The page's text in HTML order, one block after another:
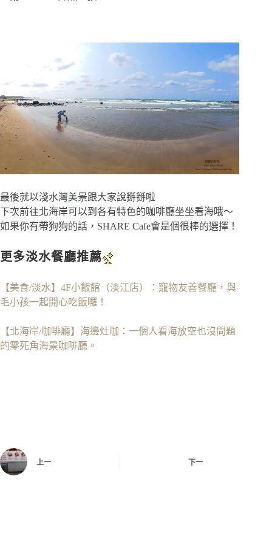
最後就以淺水灣美景跟大家說掰掰啦
下次前往北海岸可以到各有特色的咖啡廳坐坐看海哦～
如果你有帶狗狗的話，SHARE Cafe會是個很棒的選擇！
更多淡水餐廳推薦
【美食/淡水】4F小飯館（淡江店）：寵物友善餐廳，與
毛小孩一起開心吃飯囉！
【北海岸/咖啡廳】海邊灶咖：一個人看海放空也沒問題
的零死角海景咖啡廳。
上一 下一